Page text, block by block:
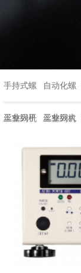
手持式螺
丝整列机
自动化螺
丝整列机
工业级平
行支臂架
工业级大
数据扭力
测试机